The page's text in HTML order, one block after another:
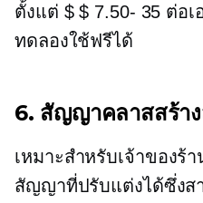
ตั้งแต่ $ $ 7.50- 35 ต่อเ
ทดลองใช้ฟรีได้
6. สัญญาคลาสสร้า
เหมาะสำหรับเจ้าของร้
สัญญาที่ปรับแต่งได้ซึ่งส